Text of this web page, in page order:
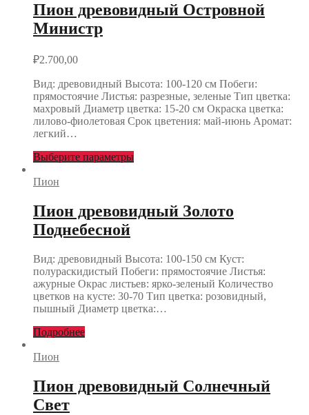
Пион древовидный Островной
Министр
₽2.700,00
Вид: древовидный Высота: 100-120 см Побеги:
прямостоячие Листья: разрезные, зеленые Тип цветка:
махровый Диаметр цветка: 15-20 см Окраска цветка:
лилово-фиолетовая Срок цветения: май-июнь Аромат:
легкий…
Выберите параметры
Пион
Пион древовидный Золото
Поднебесной
Вид: древовидный Высота: 100-150 см Куст:
полураскидистый Побеги: прямостоячие Листья:
ажурные Окрас листьев: ярко-зеленый Количество
цветков на кусте: 30-70 Тип цветка: розовидный,
пышный Диаметр цветка:…
Подробнее
Пион
Пион древовидный Солнечный
Свет